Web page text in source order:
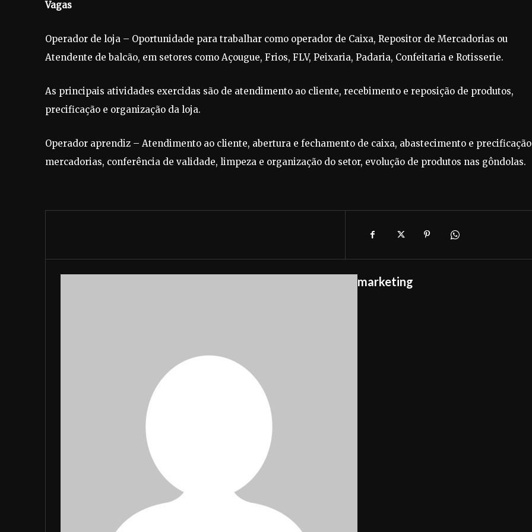
Vagas
Operador de loja – Oportunidade para trabalhar como operador de Caixa, Repositor de Mercadorias ou
Atendente de balcão, em setores como Açougue, Frios, FLV, Peixaria, Padaria, Confeitaria e Rotisserie.
As principais atividades exercidas são de atendimento ao cliente, recebimento e reposição de produtos,
precificação e organização da loja.
Operador aprendiz – Atendimento ao cliente, abertura e fechamento de caixa, abastecimento e
mercadorias, conferência de validade, limpeza e organização do setor, evolução de produtos nas gôndolas.
marketing